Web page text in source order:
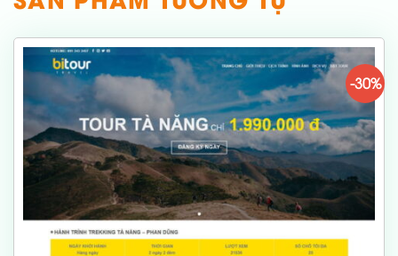
-30%